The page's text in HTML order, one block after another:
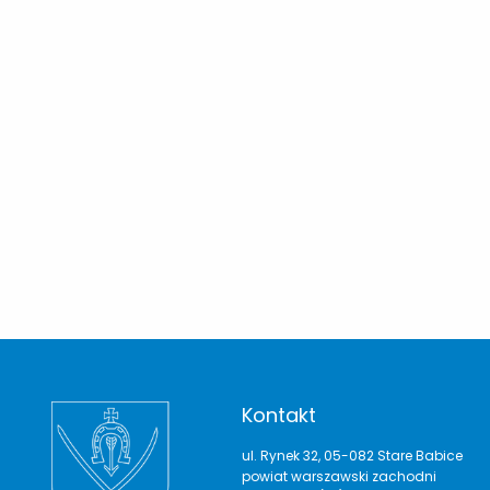
Kontakt
ul. Rynek 32, 05-082 Stare Babice
powiat warszawski zachodni